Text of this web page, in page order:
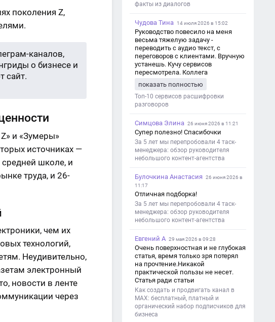
поколения Z,
каналов,
о бизнесе и
сайт.
и «Зумеры»
источниках —
средней школе, и
труда, и 26-
чем их
технологий,
Неудивительно,
электронный
новости в ленте
через
факты из диалогов
Чудова Тина 14 июля 2026 в 15:02
Руководство повесило на меня
весьма тяжелую задачу -
переводить с аудио текст, с
переговоров с клиентами. Вручную
устанешь. Кучу сервисов
пересмотрела. Коллега
хорошо переводит. Мало
редактировать по итогу. Советую.
показать полностью
Топ-10 сервисов расшифровки
разговоров
Симцова Элина 26 июня 2026 в 11:21
Супер полезно! Спасибочки
За 5 лет мы перепробовали 4 таск-
менеджера: обзор руководителя
небольшого контент-агентства
Булочкина Анастасия
26 июня 2026 в
11:17
Отличная подборка!
За 5 лет мы перепробовали 4 таск-
менеджера: обзор руководителя
небольшого контент-агентства
Евгений А 29 мая 2026 в 09:28
Очень поверхностная и не глубокая
статья, время только зря потерял
на прочтение.Никакой
практической пользы не несет.
Статья ради статьи
Как создать и продвигать канал в
MAX: бесплатный, платный и
органический набор подписчиков для
бизнеса